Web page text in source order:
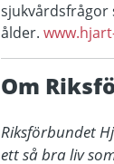
sjukvårdsfrågor
ålder.
Om
Riksförbundet
ett så bra liv